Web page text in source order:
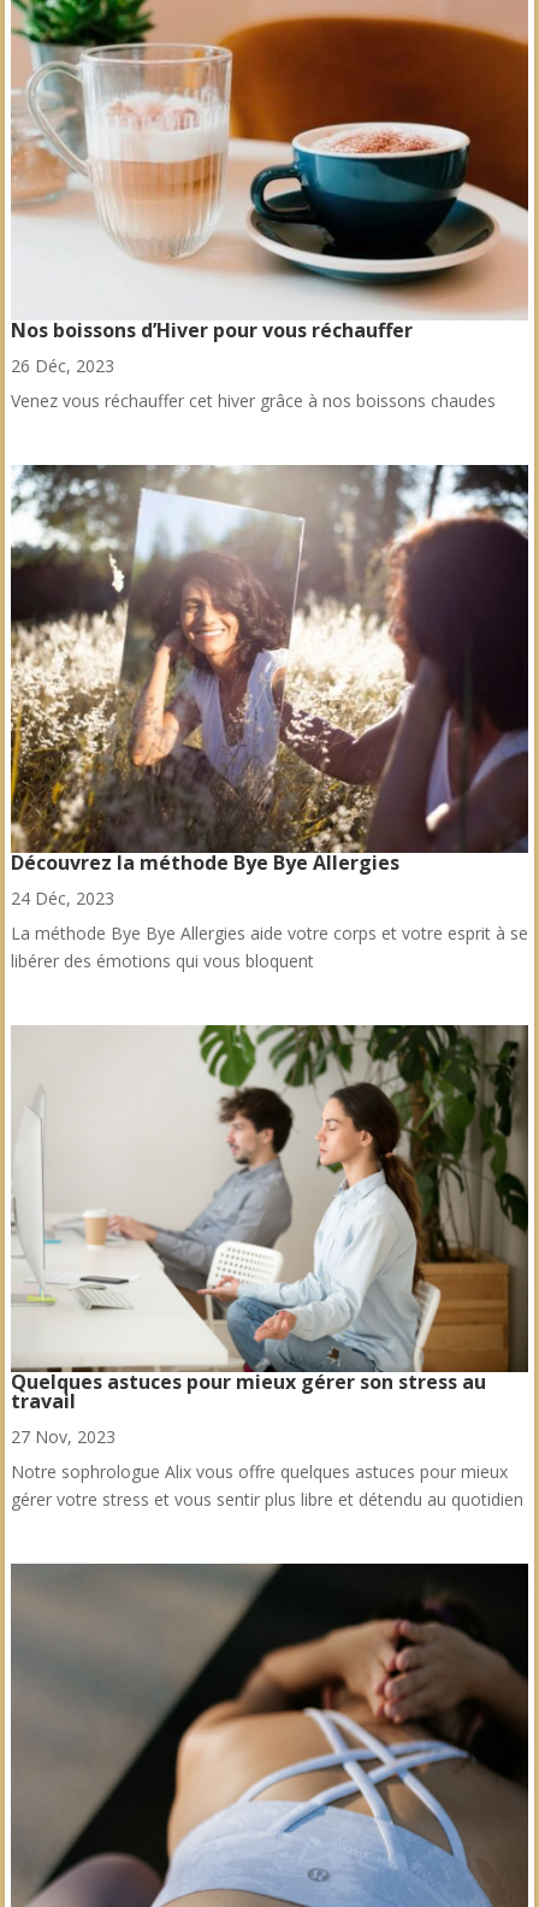
Nos boissons d’Hiver pour vous réchauffer
26 Déc, 2023
Venez vous réchauffer cet hiver grâce à nos boissons chaudes
Découvrez la méthode Bye Bye Allergies
24 Déc, 2023
La méthode Bye Bye Allergies aide votre corps et votre esprit à se
libérer des émotions qui vous bloquent
Quelques astuces pour mieux gérer son stress au
travail
27 Nov, 2023
Notre sophrologue Alix vous offre quelques astuces pour mieux
gérer votre stress et vous sentir plus libre et détendu au quotidien